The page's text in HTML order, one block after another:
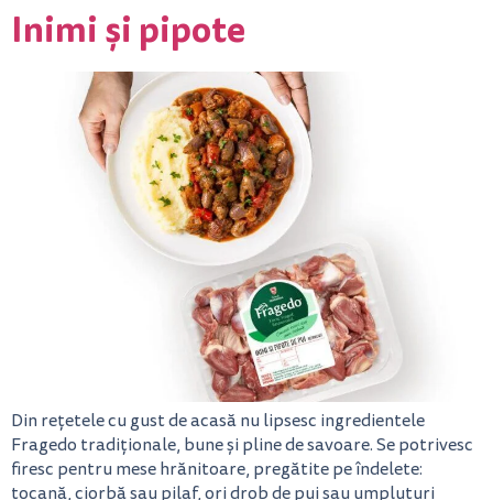
Inimi și pipote
Din rețetele cu gust de acasă nu lipsesc ingredientele
Fragedo tradiționale, bune și pline de savoare. Se potrivesc
firesc pentru mese hrănitoare, pregătite pe îndelete:
tocană, ciorbă sau pilaf, ori drob de pui sau umpluturi